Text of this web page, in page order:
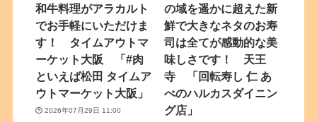
和牛料理がアラカルト
でお手軽にいただけま
す！ タイムアウトマ
ーケット大阪 「#肉
といえば松田 タイムア
ウトマーケット大阪」
2026年07月29日 11:00
の域を遥かに超えた新
鮮で大きなネタのお寿
司は全てが感動的な美
味しさです！ 天王
寺 「回転寿し 仁 あ
べのハルカスダイニン
グ店」